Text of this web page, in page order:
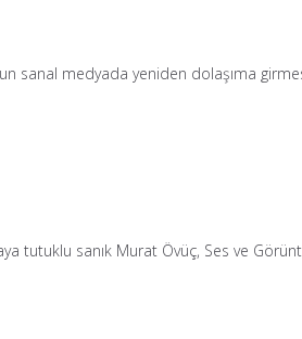
sanal medyada yeniden dolaşıma
sanık Murat Övüç, Ses ve